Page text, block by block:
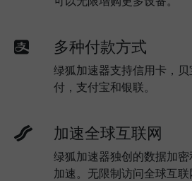
多种付款方式
绿狐加速器支持信用卡，
付，支付宝和银联。
加速全球互联网
绿狐加速器独创的数据加
加速。无限制访问全球互联